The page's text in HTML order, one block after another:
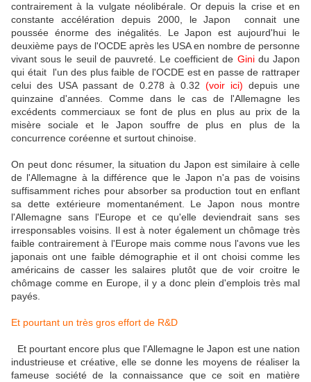
contrairement à la vulgate néolibérale. Or depuis la crise et en
constante accélération depuis 2000, le Japon connait une
poussée énorme des inégalités. Le Japon est aujourd'hui le
deuxième pays de l'OCDE après les USA en nombre de personne
vivant sous le seuil de pauvreté. Le coefficient de Ginidu Japon
qui était l'un des plus faible de l'OCDE est en passe de rattraper
celui des USA passant de 0.278 à 0.32(voir ici) depuis une
quinzaine d'années. Comme dans le cas de l'Allemagne les
excédents commerciaux se font de plus en plus au prix de la
misère sociale et le Japon souffre de plus en plus de la
concurrence coréenne et surtout chinoise.
On peut donc résumer, la situation du Japon est similaire à celle
de l'Allemagne à la différence que le Japon n'a pas de voisins
suffisamment riches pour absorber sa production tout en enflant
sa dette extérieure momentanément. Le Japon nous montre
l'Allemagne sans l'Europe et ce qu'elle deviendrait sans ses
irresponsables voisins. Il est à noter également un chômage très
faible contrairement à l'Europe mais comme nous l'avons vue les
japonais ont une faible démographie et il ont choisi comme les
américains de casser les salaires plutôt que de voir croitre le
chômage comme en Europe, il y a donc plein d'emplois très mal
payés.
Et pourtant un très gros effort de R&D
Et pourtant encore plus que l'Allemagne le Japon est une nation
industrieuse et créative, elle se donne les moyens de réaliser la
fameuse société de la connaissance que ce soit en matière